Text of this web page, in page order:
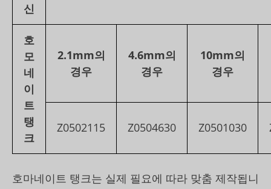
신
호
모
네
이
트
탱
크
2.1mm의
경우
4.6mm의
경우
10mm의
경우
Z0502115 Z0504630 Z0501030
호마네이트 탱크는 실제 필요에 따라 맞춤 제작됩니